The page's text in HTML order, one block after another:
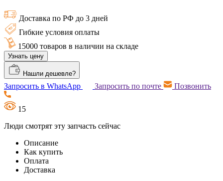
Доставка по РФ до 3 дней
Гибкие условия оплаты
15000 товаров в наличии на складе
Узнать цену
Нашли дешевле?
Запросить в WhatsApp Запросить по почте Позвонить
15
Люди смотрят эту запчасть сейчас
Описание
Как купить
Оплата
Доставка